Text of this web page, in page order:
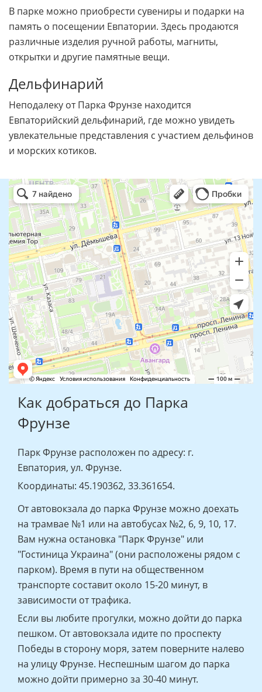
В парке можно приобрести сувениры и подарки на
память о посещении Евпатории. Здесь продаются
различные изделия ручной работы, магниты,
открытки и другие памятные вещи.
Дельфинарий
Неподалеку от Парка Фрунзе находится
Евпаторийский дельфинарий, где можно увидеть
увлекательные представления с участием дельфинов
и морских котиков.
Как добраться до Парка
Фрунзе
Парк Фрунзе расположен по адресу: г.
Евпатория, ул. Фрунзе.
Координаты: 45.190362, 33.361654.
От автовокзала до парка Фрунзе можно доехать
на трамвае №1 или на автобусах №2, 6, 9, 10, 17.
Вам нужна остановка "Парк Фрунзе" или
"Гостиница Украина" (они расположены рядом с
парком). Время в пути на общественном
транспорте составит около 15-20 минут, в
зависимости от трафика.
Если вы любите прогулки, можно дойти до парка
пешком. От автовокзала идите по проспекту
Победы в сторону моря, затем поверните налево
на улицу Фрунзе. Неспешным шагом до парка
можно дойти примерно за 30-40 минут.